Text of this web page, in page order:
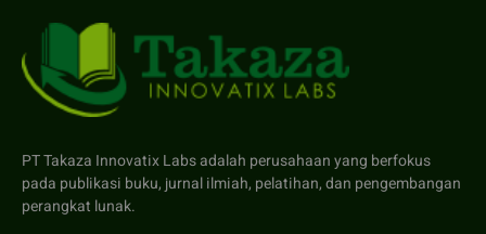
PT Takaza Innovatix Labs adalah perusahaan yang berfokus
pada publikasi buku, jurnal ilmiah, pelatihan, dan pengembangan
perangkat lunak.